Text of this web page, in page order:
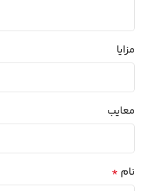
مزایا
معایب
نام *